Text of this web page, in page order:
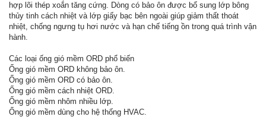
hợp lõi thép xoắn tăng cứng. Dòng có bảo ôn được bổ sung lớp bông
thủy tinh cách nhiệt và lớp giấy bạc bên ngoài giúp giảm thất thoát
nhiệt, chống ngưng tụ hơi nước và hạn chế tiếng ồn trong quá trình vận
hành.
Các loại ống gió mềm ORD phổ biến
Ống gió mềm ORD không bảo ôn.
Ống gió mềm ORD có bảo ôn.
Ống gió mềm cách nhiệt ORD.
Ống gió mềm nhôm nhiều lớp.
Ống gió mềm dùng cho hệ thống HVAC.